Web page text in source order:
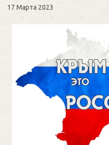
17 Марта 2023